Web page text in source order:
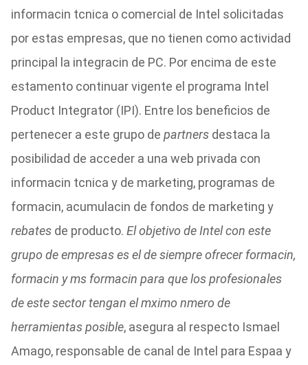
informacin tcnica o comercial de Intel solicitadas
por estas empresas, que no tienen como actividad
principal la integracin de PC. Por encima de este
estamento continuar vigente el programa Intel
Product Integrator (IPI). Entre los beneficios de
pertenecer a este grupo de partnersdestaca la
posibilidad de acceder a una web privada con
informacin tcnica y de marketing, programas de
formacin, acumulacin de fondos de marketing y
rebatesde producto. El objetivo de Intel con este
grupo de empresas es el de siempre ofrecer formacin,
formacin y ms formacin para que los profesionales
de este sector tengan el mximo nmero de
herramientas posible, asegura al respecto Ismael
Amago, responsable de canal de Intel para Espaa y